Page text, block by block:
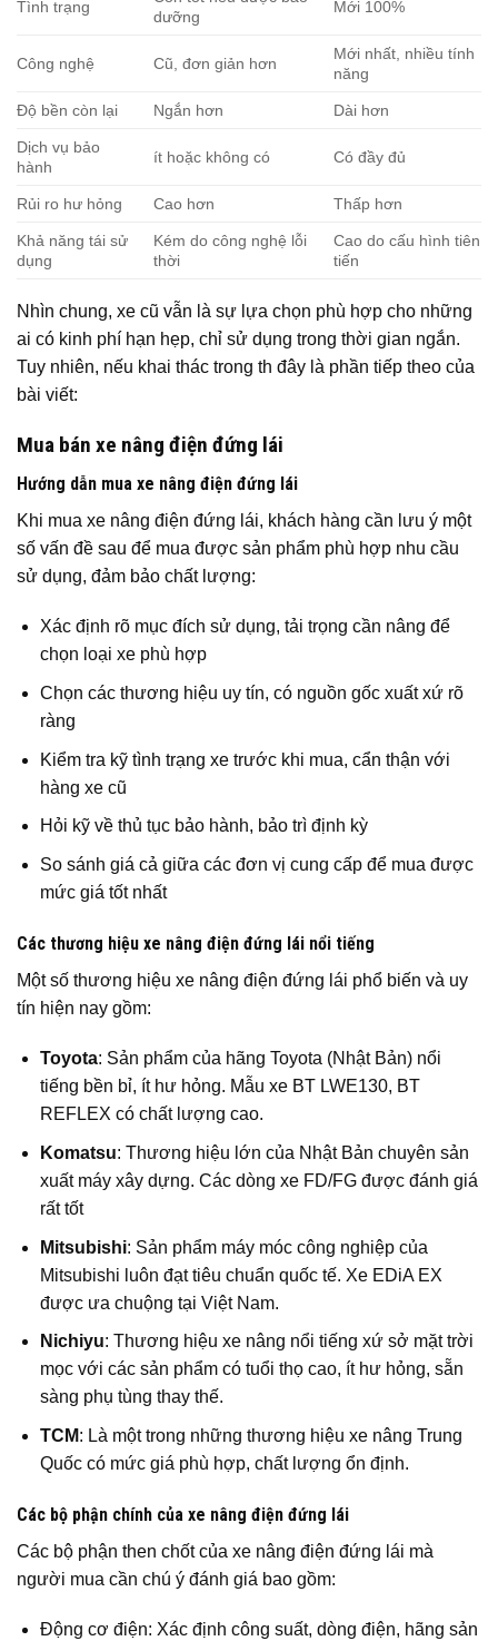
Tình trạng
dưỡng
Mới 100%
Công nghệ Cũ, đơn giản hơn
Mới nhất, nhiều tính
năng
Độ bền còn lại Ngắn hơn Dài hơn
Dịch vụ bảo
hành
ít hoặc không có Có đầy đủ
Rủi ro hư hỏng Cao hơn Thấp hơn
Khả năng tái sử
dụng
Kém do công nghệ lỗi
thời
Cao do cấu hình tiên
tiến
Nhìn chung, xe cũ vẫn là sự lựa chọn phù hợp cho những
ai có kinh phí hạn hẹp, chỉ sử dụng trong thời gian ngắn.
Tuy nhiên, nếu khai thác trong th đây là phần tiếp theo của
bài viết:
Mua bán xe nâng điện đứng lái
Hướng dẫn mua xe nâng điện đứng lái
Khi mua xe nâng điện đứng lái, khách hàng cần lưu ý một
số vấn đề sau để mua được sản phẩm phù hợp nhu cầu
sử dụng, đảm bảo chất lượng:
Xác định rõ mục đích sử dụng, tải trọng cần nâng để
chọn loại xe phù hợp
Chọn các thương hiệu uy tín, có nguồn gốc xuất xứ rõ
ràng
Kiểm tra kỹ tình trạng xe trước khi mua, cẩn thận với
hàng xe cũ
Hỏi kỹ về thủ tục bảo hành, bảo trì định kỳ
So sánh giá cả giữa các đơn vị cung cấp để mua được
mức giá tốt nhất
Các thương hiệu xe nâng điện đứng lái nổi tiếng
Một số thương hiệu xe nâng điện đứng lái phổ biến và uy
tín hiện nay gồm:
Toyota: Sản phẩm của hãng Toyota (Nhật Bản) nổi
tiếng bền bỉ, ít hư hỏng. Mẫu xe BT LWE130, BT
REFLEX có chất lượng cao.
Komatsu: Thương hiệu lớn của Nhật Bản chuyên sản
xuất máy xây dựng. Các dòng xe FD/FG được đánh giá
rất tốt
Mitsubishi: Sản phẩm máy móc công nghiệp của
Mitsubishi luôn đạt tiêu chuẩn quốc tế. Xe EDiA EX
được ưa chuộng tại Việt Nam.
Nichiyu: Thương hiệu xe nâng nổi tiếng xứ sở mặt trời
mọc với các sản phẩm có tuổi thọ cao, ít hư hỏng, sẵn
sàng phụ tùng thay thế.
TCM: Là một trong những thương hiệu xe nâng Trung
Quốc có mức giá phù hợp, chất lượng ổn định.
Các bộ phận chính của xe nâng điện đứng lái
Các bộ phận then chốt của xe nâng điện đứng lái mà
người mua cần chú ý đánh giá bao gồm:
Động cơ điện: Xác định công suất, dòng điện, hãng sản